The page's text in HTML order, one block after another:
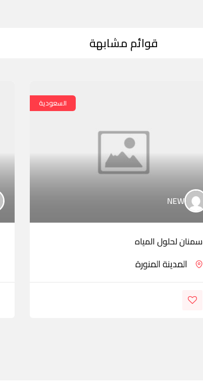
قوائم مشابهة
السعودية
NEW
سمنان لحلول المياه
المدينة المنورة